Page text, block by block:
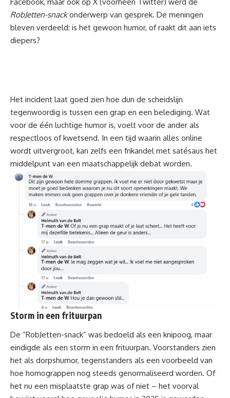
RobJetten-snackonderwerp van gesprek. De meningen
bleven verdeeld: is het gewoon humor, of raakt dit aan iets
diepers?
Het incident laat goed zien hoe dun de scheidslijn
tegenwoordig is tussen een grap en een belediging. Wat
voor de één luchtige humor is, voelt voor de ander als
respectloos of kwetsend. In een tijd waarin alles online
wordt uitvergroot, kan zelfs een frikandel met satésaus het
middelpunt van een maatschappelijk debat worden.
Storm in een frituurpan
De “RobJetten-snack” was bedoeld als een knipoog, maar
eindigde als een storm in een frituurpan. Voorstanders zien
het als dorpshumor, tegenstanders als een voorbeeld van
hoe homograppen nog steeds genormaliseerd worden. Of
het nu een misplaatste grap was of niet – het voorval